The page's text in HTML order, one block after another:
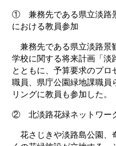
① 兼務先である県立淡路
における教員参加
兼務先である県立淡路景
学校に関する将来計画「淡
とともに、予算要求のプ
職員、県庁公園緑地課職員
リングに教員も参加した。
② 北淡路花緑ネットワー
花さじきや淡路島公園、